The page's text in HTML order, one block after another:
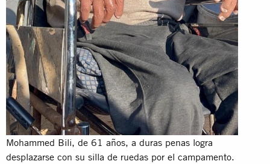
Mohammed Bili, de 61 años, a duras penas logra
desplazarse con su silla de ruedas por el campamento.